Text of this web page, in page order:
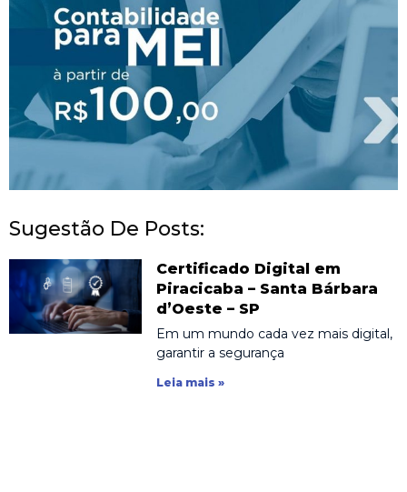
Sugestão De Posts:
Certificado Digital em
Piracicaba – Santa Bárbara
d’Oeste – SP
Em um mundo cada vez mais digital,
garantir a segurança
Leia mais »